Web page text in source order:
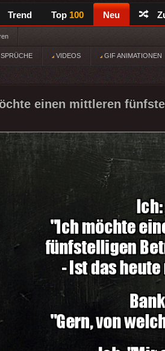
Trend Top 100 Neu
VIDEOS GIF ANIMATIONEN
einen mittleren